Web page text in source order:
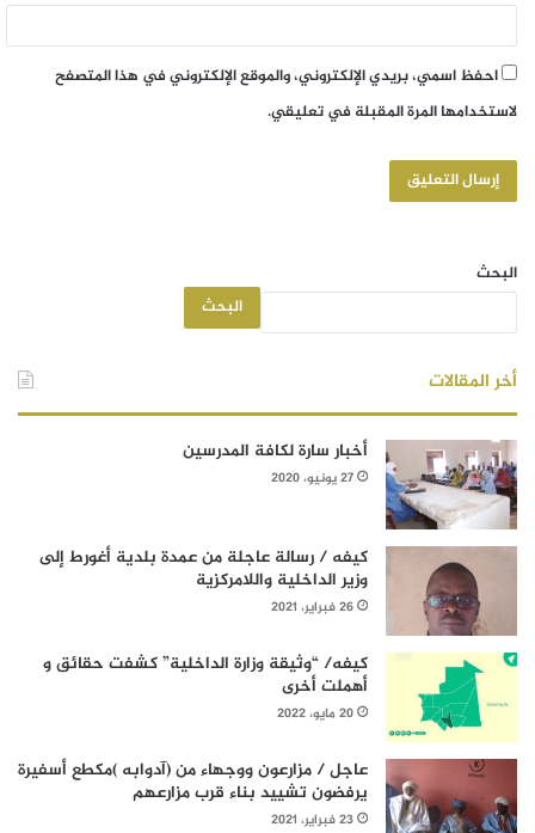
احفظ اسمي، بريدي الإلكتروني، والموقع الإلكتروني في هذا المتصفح
لاستخدامها المرة المقبلة في تعليقي.
البحث
البحث
أخر المقالات
أخبار سارة لكافة المدرسين
27 يونيو، 2020
كيفه / رسالة عاجلة من عمدة بلدية أغورط إلى
وزير الداخلية واللامركزية
26 فبراير، 2021
كيفه/ “وثيقة وزارة الداخلية” كشفت حقائق و
أهملت أخرى
20 مايو، 2022
عاجل / مزارعون ووجهاء من (آدوابه )مكطع أسفيرة
يرفضون تشييد بناء قرب مزارعهم
23 فبراير، 2021